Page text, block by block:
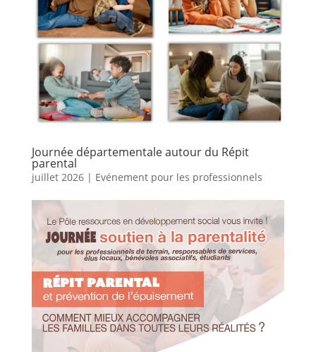
Journée départementale autour du Répit
parental
juillet 2026| Evénement pour les professionnels